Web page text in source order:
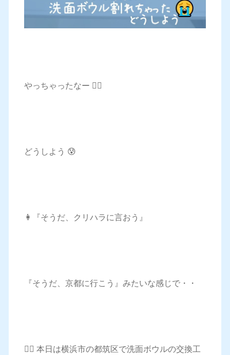
やっちゃったなー 🤦‍♀️
どうしよう 😰
👩『そうだ、クリハラに言おう』
『そうだ、京都に行こう』みたいな感じで・・
💁‍♀️ 本日は横浜市の都筑区で洗面ボウルの交換工